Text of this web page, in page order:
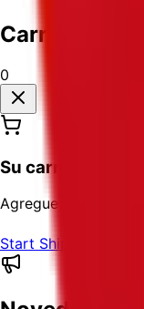
Carrito de
0
Su carrito está
Agregue etiquetas
Start Shipping